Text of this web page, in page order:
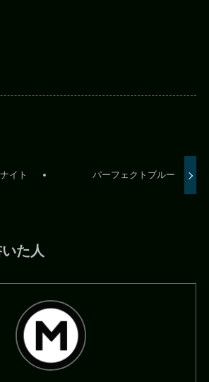
イト パーフェクトブルー
た人